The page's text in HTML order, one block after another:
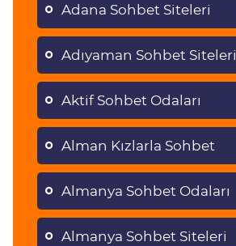
Adana Sohbet Siteleri
Adıyaman Sohbet Siteleri
Aktif Sohbet Odaları
Alman Kızlarla Sohbet
Almanya Sohbet Odaları
Almanya Sohbet Siteleri